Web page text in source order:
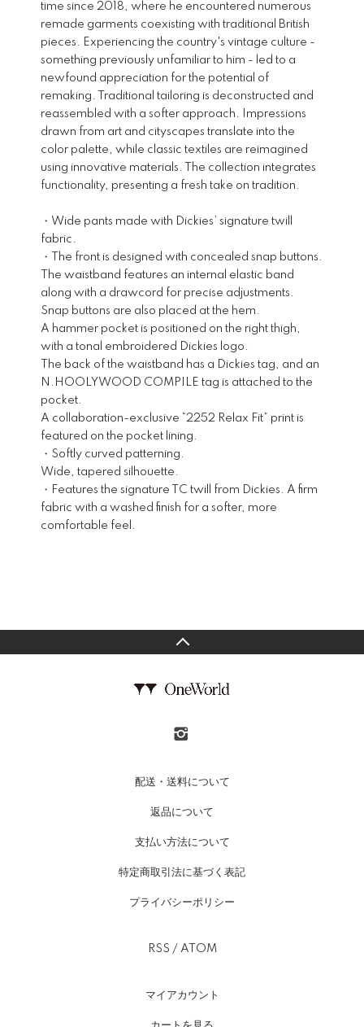
time since 2018, where he encountered numerous
remade garments coexisting with traditional British
pieces. Experiencing the country's vintage culture -
something previously unfamiliar to him - led to a
newfound appreciation for the potential of
remaking. Traditional tailoring is deconstructed and
reassembled with a softer approach. Impressions
drawn from art and cityscapes translate into the
color palette, while classic textiles are reimagined
using innovative materials. The collection integrates
functionality, presenting a fresh take on tradition.
・Wide pants made with Dickies’ signature twill
fabric.
・The front is designed with concealed snap buttons.
The waistband features an internal elastic band
along with a drawcord for precise adjustments.
Snap buttons are also placed at the hem.
A hammer pocket is positioned on the right thigh,
with a tonal embroidered Dickies logo.
The back of the waistband has a Dickies tag, and an
N.HOOLYWOOD COMPILE tag is attached to the
pocket.
A collaboration-exclusive “2252 Relax Fit” print is
featured on the pocket lining.
・Softly curved patterning.
Wide, tapered silhouette.
・Features the signature TC twill from Dickies. A firm
fabric with a washed finish for a softer, more
comfortable feel.
配送・送料について
返品について
支払い方法について
特定商取引法に基づく表記
プライバシーポリシー
RSS / ATOM
マイアカウント